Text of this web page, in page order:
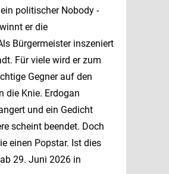
politischer Nobody -
er die
Bürgermeister inszeniert
Für viele wird er zum
Gegner auf den
die Knie. Erdogan
und ein Gedicht
scheint beendet. Doch
einen Popstar. Ist dies
29. Juni 2026 in